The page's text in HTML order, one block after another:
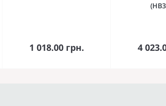
1 018.00 грн.
В корзину 4 В